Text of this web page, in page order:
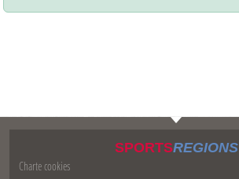
SPORTSREGIONS
Charte cookies